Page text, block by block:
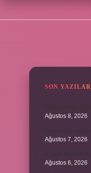
SON YAZILAR
Ağustos 8, 2026
Ağustos 7, 2026
Ağustos 6, 2026